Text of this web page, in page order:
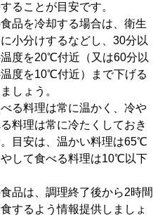
ることが目安です。
品を冷却する場合は、衛生
小分けするなどし、30分以
度を20℃付近（又は60分以
度を10℃付近）まで下げる
しょう。
る料理は常に温かく、冷や
料理は常に冷たくしておき
。目安は、温かい料理は65℃
やして食べる料理は10℃以下
品は、調理終了後から2時間
するよう情報提供しましょ